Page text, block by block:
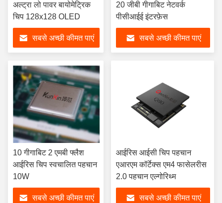
अल्ट्रा लो पावर बायोमेट्रिक
चिप 128x128 OLED
सबसे अच्छी कीमत पाएं
20 जीबी गीगाबिट नेटवर्क
पीसीआईई इंटरफ़ेस
सबसे अच्छी कीमत पाएं
10 गीगाबिट 2 एमबी फ्लैश
आईरिस चिप स्वचालित पहचान
10W
सबसे अच्छी कीमत पाएं
आईरिस आईसी चिप पहचान
एआरएम कॉर्टेक्स एम4 फासेलरीस
2.0 पहचान एल्गोरिथ्म
सबसे अच्छी कीमत पाएं